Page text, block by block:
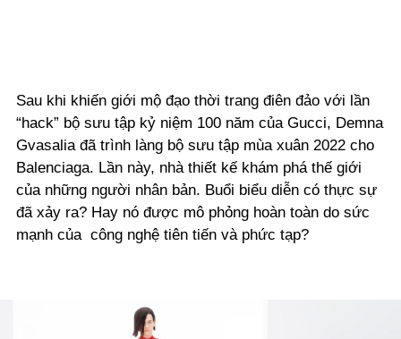
Sau khi khiến giới mộ đạo thời trang điên đảo với lần
“hack” bộ sưu tập kỷ niệm 100 năm của Gucci, Demna
Gvasalia đã trình làng bộ sưu tập mùa xuân 2022 cho
Balenciaga. Lần này, nhà thiết kế khám phá thế giới
của những người nhân bản. Buổi biểu diễn có thực sự
đã xảy ra? Hay nó được mô phỏng hoàn toàn do sức
mạnh của công nghệ tiên tiến và phức tạp?